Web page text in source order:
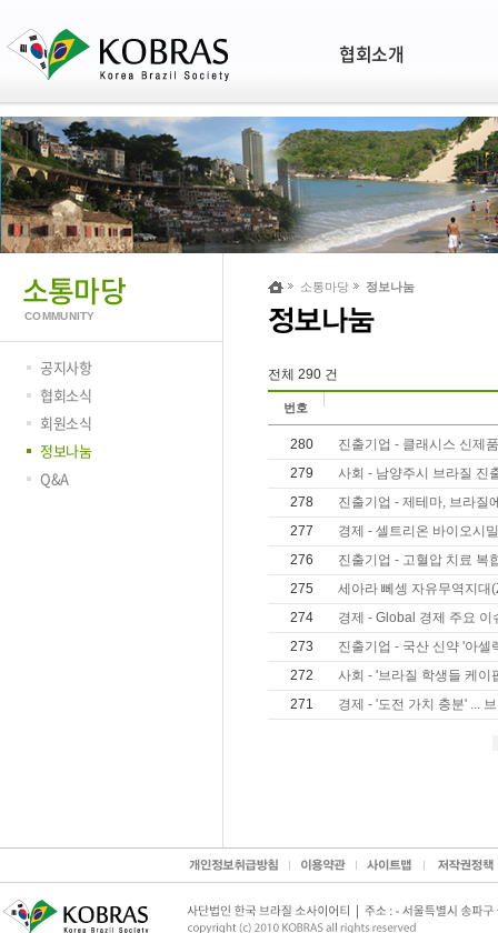
협회소개
소통마당
COMMUNITY
공지사항
협회소식
회원소식
정보나눔
Q&A
소통마당 정보나눔
전체 290 건
번호
280
진출기업 - 클래시스 신제
279
사회 - 남양주시 브라질 진
278
진출기업 - 제테마, 브라질
277
경제 - 셀트리온 바이오시
276
진출기업 - 고혈압 치료 복
275
세아라 뻬셍 자유무역지대
274
경제 - Global 경제 주요 이
273
진출기업 - 국산 신약 '아셀
272
사회 - '브라질 학생들 케이
271
경제 - '도전 가치 충분' ...